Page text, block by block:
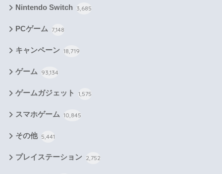
Nintendo Switch 3,685
PCゲーム 7,148
キャンペーン 18,719
ゲーム 93,134
ゲームガジェット 1,575
スマホゲーム 10,845
その他 5,441
プレイステーション 2,752